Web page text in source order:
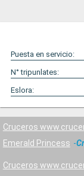
Puesta en servicio:
N° tripunlates:
Eslora:
Cruceros
Emerald Princess
Cruceros